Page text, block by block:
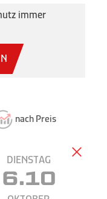
immer
nach Preis
DIENSTAG
6.10